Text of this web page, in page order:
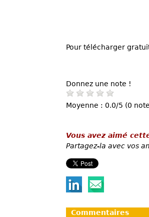
Pour télécharger
Donnez une note !
Moyenne : 0.0/5 (0
Vous avez aimé
Partagez-la avec vos
Commentaires